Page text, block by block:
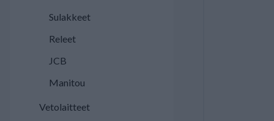
Sulakkeet
Releet
JCB
Manitou
Vetolaitteet